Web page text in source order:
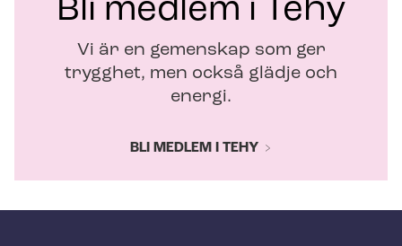
Bli medlem i Tehy
Vi är en gemenskap som ger
trygghet, men också glädje och
energi.
BLI MEDLEM I TEHY